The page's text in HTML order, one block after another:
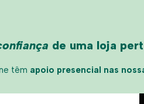
de uma loja
têm apoio presencial nas